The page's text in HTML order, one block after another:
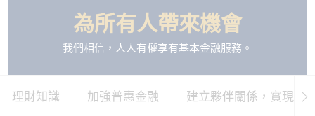
為所有人帶來機會
我們相信，人人有權享有基本金融服務。
理財知識 加強普惠金融 建立夥伴關係，實現普